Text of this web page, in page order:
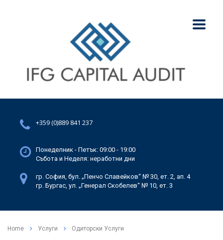
+359 (0)889 841 237
Понеделник - Петък: 09:00 - 19:00
Събота и Неделя: неработни дни
гр. София, бул. „Пенчо Славейков“ № 30, ет. 2, ап. 4
гр. Бургас, ул. „Генерал Скобелев“ № 10, ет. 3
Home Услуги Одиторски Услуги